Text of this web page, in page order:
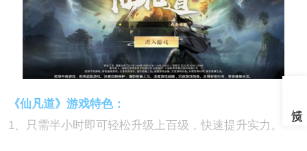
《仙凡道》游戏特色：
1、只需半小时即可轻松升级上百级，快速提升实力。